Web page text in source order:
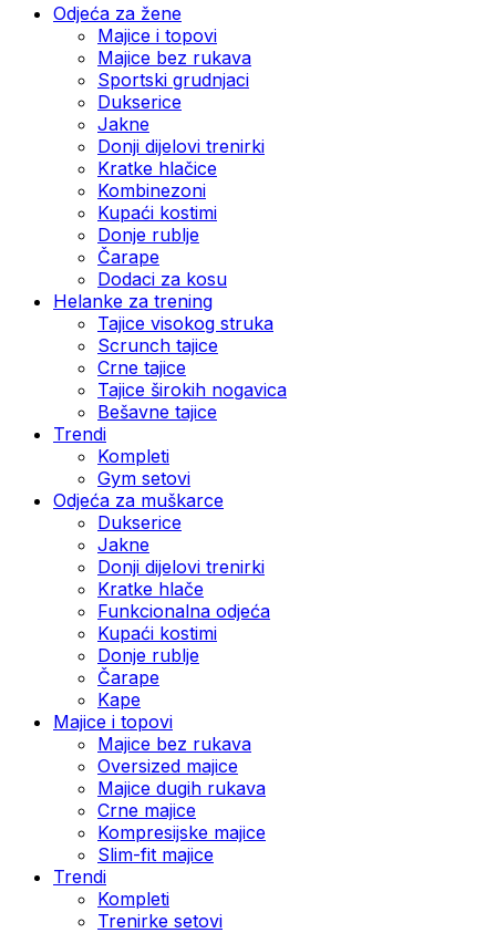
Odjeća za žene
Majice i topovi
Majice bez rukava
Sportski grudnjaci
Dukserice
Jakne
Donji dijelovi trenirki
Kratke hlačice
Kombinezoni
Kupaći kostimi
Donje rublje
Čarape
Dodaci za kosu
Helanke za trening
Tajice visokog struka
Scrunch tajice
Crne tajice
Tajice širokih nogavica
Bešavne tajice
Trendi
Kompleti
Gym setovi
Odjeća za muškarce
Dukserice
Jakne
Donji dijelovi trenirki
Kratke hlače
Funkcionalna odjeća
Kupaći kostimi
Donje rublje
Čarape
Kape
Majice i topovi
Majice bez rukava
Oversized majice
Majice dugih rukava
Crne majice
Kompresijske majice
Slim-fit majice
Trendi
Kompleti
Trenirke setovi